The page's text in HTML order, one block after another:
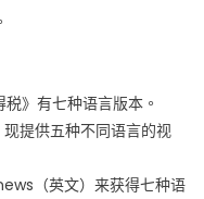
》有七种语言版本。
现提供五种不同语言的视
（英文）来获得七种语